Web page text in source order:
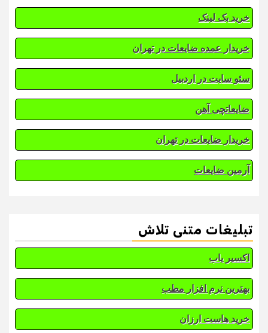
خرید بک لینک
خریدار عمده ضایعات در تهران
سئو سایت در اردبیل
ضایعاتچی آهن
خریدار ضایعات در تهران
آرمین ضایعات
تبلیغات متنی تلاش
اکسیر یاب
بهترین نرم افزار مطب
خرید هاست ارزان